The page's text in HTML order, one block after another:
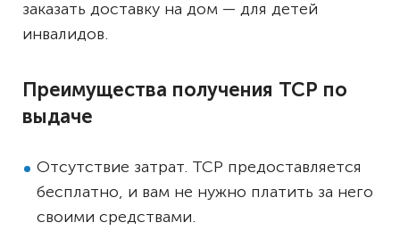
заказать доставку на дом — для детей
инвалидов.
Преимущества получения ТСР по
выдаче
Отсутствие затрат. ТСР предоставляется
бесплатно, и вам не нужно платить за него
своими средствами.